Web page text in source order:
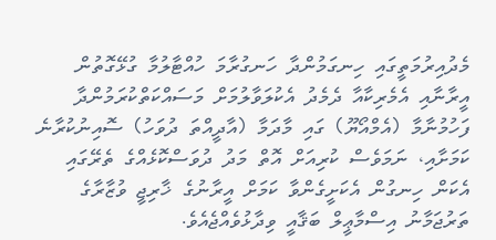
މެދުއިރުމަތީގައި ހިނގަމުންދާ ހަނގުރާމަ ހުއްޓާލުމާ ގުޅޭގޮތުން
އީރާނާއި އެމެރިކާއާ ދެމެދު އެކުލަވާލުމަށް މަސައްކަތްކުރަމުންދާ
ފަހުމުނާމާ (އެމްއޯޔޫ) ގައި މާދަމާ (އާދީއްތަ ދުވަހު) ސޮއިނުކުރާނެ
ކަމަށާއި، ނަމަވެސް ކުރިއަށް އޮތް މަދު ދުވަސްކޮޅެއްގެ ތެރޭގައި
އެކަން ހިނގުން އެކަށީގެންވާ ކަމަށް އީރާނުގެ ޚާރިޖީ ވުޒާރާގެ
ތަރުޖަމާނު އިސްމާޢީލް ބަޤާއީ ވިދާޅުވެއްޖެއެވެ.